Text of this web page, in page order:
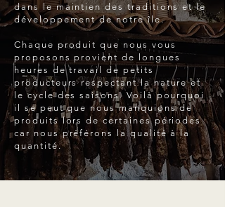
dans le maintien des traditions et le
développement de notre île.
Chaque produit que nous vous
proposons provient de longues
heures de travail de petits
producteurs respectant la nature et
le cycle des saisons. Voilà pourquoi
il se peut que nous manquions de
produits lors de certaines périodes
car nous préférons la qualité à la
quantité.